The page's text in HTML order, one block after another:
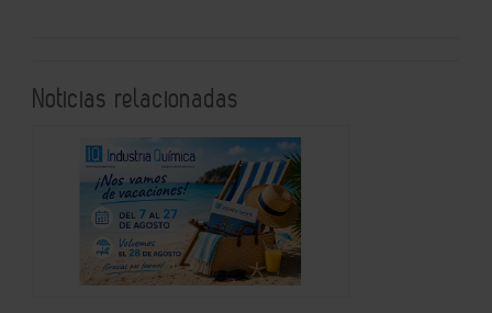
Noticias relacionadas